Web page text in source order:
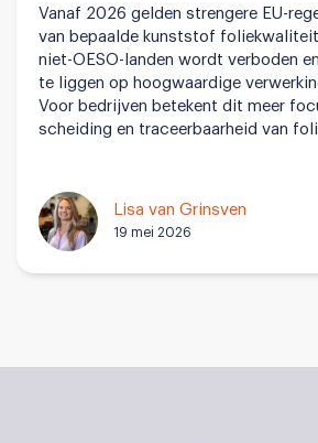
Vanaf 2026 gelden strengere EU-
van bepaalde kunststof
niet-OESO-landen wordt verboden
te liggen op hoogwaardige
Voor bedrijven betekent dit meer
scheiding en traceerbaarheid van
Lisa van Grinsven
19 mei 2026